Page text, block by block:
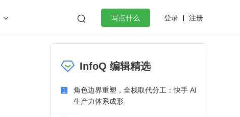
  写点什么 登录 注册
微服务架构 flutter
InfoQ 编辑精选
1
角色边界重塑，全栈取代分工：快手 AI
生产力体系成形